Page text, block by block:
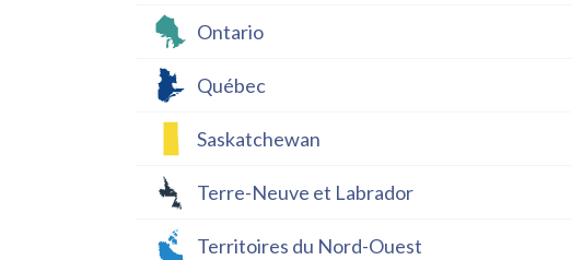
Ontario
Québec
Saskatchewan
Terre-Neuve et Labrador
Territoires du Nord-Ouest